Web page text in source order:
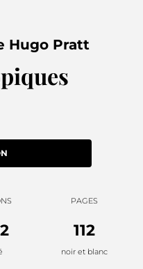
Hugo Pratt
PAGES
112
noir et blanc